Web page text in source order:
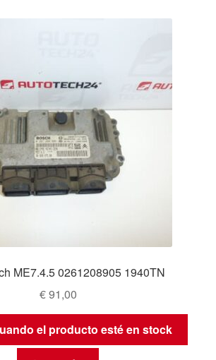
ME7.4.5 0261208905 1940TN
€91,00
el producto esté en stock